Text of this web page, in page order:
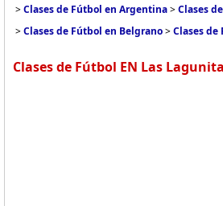
>Clases de Fútbol en Argentina>Clases
>Clases de Fútbol en Belgrano>Clases
Clases de Fútbol EN Las